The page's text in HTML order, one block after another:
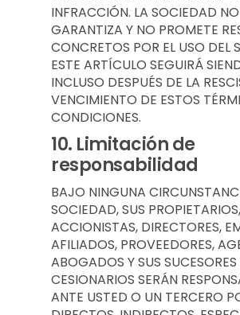
INFRACCIÓN. LA SOCIEDAD NO
GARANTIZA Y NO PROMETE
CONCRETOS POR EL USO DEL
ESTE ARTÍCULO SEGUIRÁ
INCLUSO DESPUÉS DE LA
VENCIMIENTO DE ESTOS
CONDICIONES.
10. Limitación de
responsabilidad
BAJO NINGUNA
SOCIEDAD, SUS PROPIETARIOS,
ACCIONISTAS, DIRECTORES,
AFILIADOS, PROVEEDORES,
ABOGADOS Y SUS
CESIONARIOS SERÁN
ANTE USTED O UN TERCERO